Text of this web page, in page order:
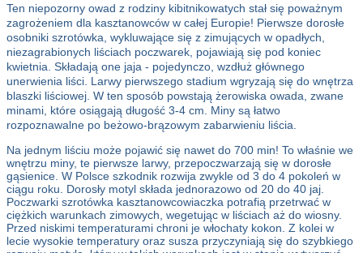
Ten niepozorny owad z rodziny kibitnikowatych stał się poważnym
zagrożeniem dla kasztanowców w całej Europie! Pierwsze dorosłe
osobniki szrotówka, wykluwające się z zimujących w opadłych,
niezagrabionych liściach poczwarek, pojawiają się pod koniec
kwietnia. Składają one jaja - pojedynczo, wzdłuż głównego
unerwienia liści. Larwy pierwszego stadium wgryzają się do wnętrza
blaszki liściowej. W ten sposób powstają żerowiska owada, zwane
minami, które osiągają długość 3-4 cm. Miny są łatwo
rozpoznawalne po beżowo-brązowym zabarwieniu liścia.
Na jednym liściu może pojawić się nawet do 700 min! To właśnie we
wnętrzu miny, te pierwsze larwy, przepoczwarzają się w dorosłe
gąsienice. W Polsce szkodnik rozwija zwykle od 3 do 4 pokoleń w
ciągu roku. Dorosły motyl składa jednorazowo od 20 do 40 jaj.
Poczwarki szrotówka kasztanowcowiaczka potrafią przetrwać w
ciężkich warunkach zimowych, wegetując w liściach aż do wiosny.
Przed niskimi temperaturami chroni je włochaty kokon. Z kolei w
lecie wysokie temperatury oraz susza przyczyniają się do szybkiego